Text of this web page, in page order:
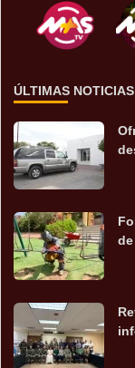
ÚLTIMAS NOTICIAS